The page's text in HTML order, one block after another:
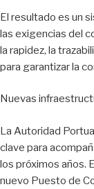
El resultado es un
las exigencias del
la rapidez, la
para garantizar la
Nuevas
La Autoridad
clave para
los próximos años.
nuevo Puesto de